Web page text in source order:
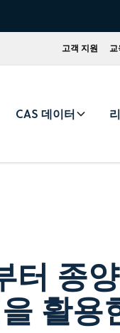
고객 지원
CAS 데이터
터 종
활용